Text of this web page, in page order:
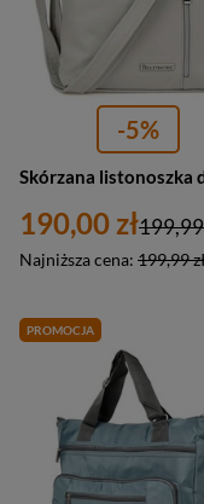
-5%
190,00 zł
Najniższa cena: 199,99
199,99
PROMOCJA